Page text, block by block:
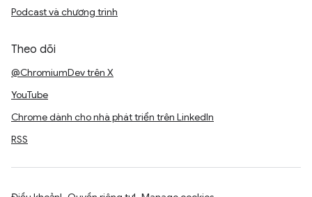
Podcast và chương trình
Theo dõi
@ChromiumDev trên X
YouTube
Chrome dành cho nhà phát triển trên LinkedIn
RSS